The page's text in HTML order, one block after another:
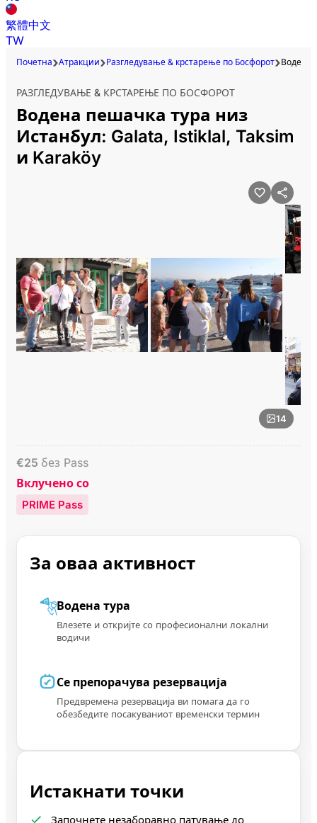
繁體中文
TW
Почетна Атракции Разгледување & крстарење по Босфорот Водена
14
РАЗГЛЕДУВАЊЕ & КРСТАРЕЊЕ ПО БОСФОРОТ
Водена пешачка тура низ
Истанбул: Galata, Istiklal, Taksim
и Karaköy
€25 без Pass
Вклучено со
PRIME Pass
За оваа активност
Водена тура
Влезете и откријте со професионални локални
водичи
Се препорачува резервација
Предвремена резервација ви помага да го
обезбедите посакуваниот временски термин
Истакнати точки
Започнете незаборавно патување до